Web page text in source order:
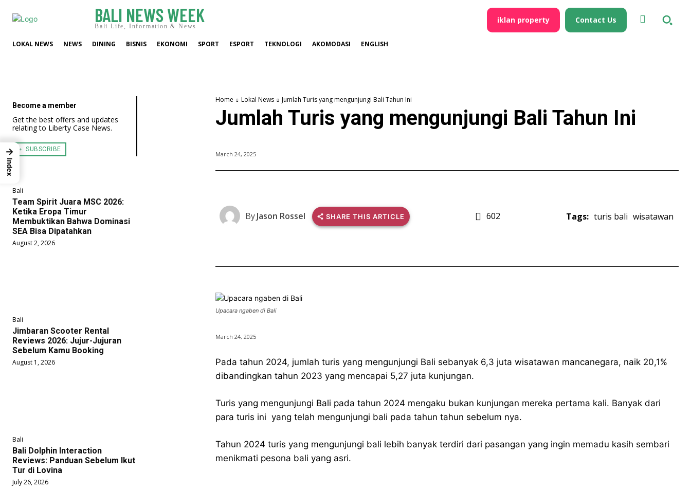
BALI NEWS WEEK
Bali Life, Information & News
iklan property Contact Us
LOKAL NEWS NEWS DINING BISNIS EKONOMI SPORT ESPORT TEKNOLOGI AKOMODASI ENGLISH
Become a member
Get the best offers and updates
relating to Liberty Case News.
﹢ SUBSCRIBE
Bali
Team Spirit Juara MSC 2026:
Ketika Eropa Timur
Membuktikan Bahwa Dominasi
SEA Bisa Dipatahkan
August 2, 2026
Bali
Jimbaran Scooter Rental
Reviews 2026: Jujur-Jujuran
Sebelum Kamu Booking
August 1, 2026
Bali
Bali Dolphin Interaction
Reviews: Panduan Sebelum Ikut
Tur di Lovina
July 26, 2026
Home Lokal News Jumlah Turis yang mengunjungi Bali Tahun Ini
Jumlah Turis yang mengunjungi Bali Tahun Ini
March 24, 2025
ByJason Rossel SHARE THIS ARTICLE 602 Tags: turis bali wisatawan
Upacara ngaben di Bali
March 24, 2025
Pada tahun 2024, jumlah turis yang mengunjungi Bali sebanyak 6,3 juta wisatawan mancanegara, naik 20,1%
dibandingkan tahun 2023 yang mencapai 5,27 juta kunjungan.
Turis yang mengunjungi Bali pada tahun 2024 mengaku bukan kunjungan mereka pertama kali. Banyak dari
para turis ini yang telah mengunjungi bali pada tahun tahun sebelum nya.
Tahun 2024 turis yang mengunjungi bali lebih banyak terdiri dari pasangan yang ingin memadu kasih sembari
menikmati pesona bali yang asri.
→
Index